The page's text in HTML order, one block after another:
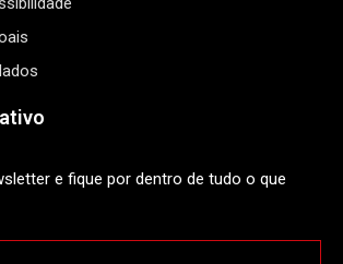
e fique por dentro de tudo o que